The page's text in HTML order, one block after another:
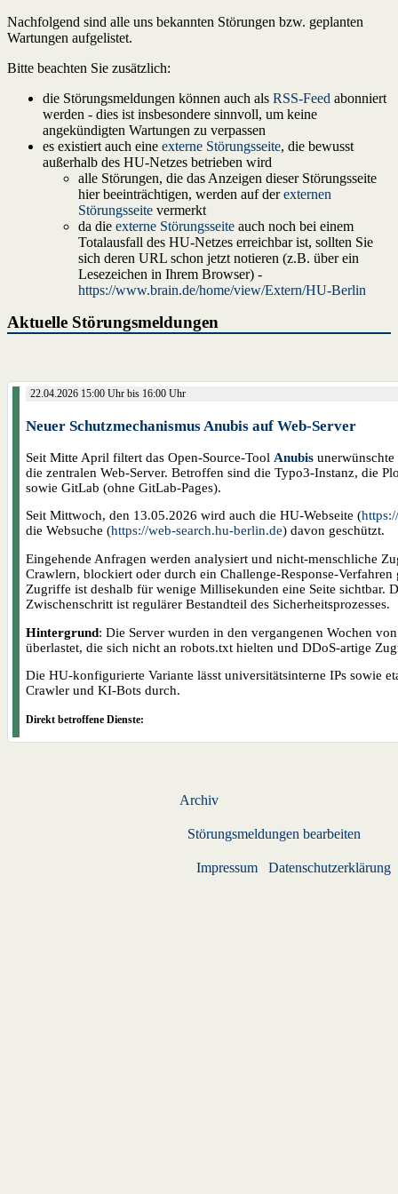
Nachfolgend sind alle uns bekannten Störungen bzw. geplanten
Wartungen aufgelistet.
Bitte beachten Sie zusätzlich:
die Störungsmeldungen können auch als RSS-Feed abonniert
werden - dies ist insbesondere sinnvoll, um keine
angekündigten Wartungen zu verpassen
es existiert auch eine externe Störungsseite, die bewusst
außerhalb des HU-Netzes betrieben wird
alle Störungen, die das Anzeigen dieser Störungsseite
hier beeinträchtigen, werden auf derexternen
Störungsseite vermerkt
da die externe Störungsseite auch noch bei einem
Totalausfall des HU-Netzes erreichbar ist, sollten Sie
sich deren URL schon jetzt notieren (z.B. über ein
Lesezeichen in Ihrem Browser) -
https://www.brain.de/home/view/Extern/HU-Berlin
Aktuelle Störungsmeldungen
22.04.2026 15:00 Uhr bis 16:00 Uhr
Neuer Schutzmechanismus Anubis auf Web-Server
Seit Mitte April filtert das Open-Source-Tool Anubis
die zentralen Web-Server. Betroffen sind die Typo3-Instanz, die
sowie GitLab (ohne GitLab-Pages).
Seit Mittwoch, den 13.05.2026 wird auch die HU-Webseite (
die Websuche (https://web-search.hu-berlin.de) davon geschützt.
Eingehende Anfragen werden analysiert und nicht-menschliche
Crawlern, blockiert oder durch ein Challenge-Response-
Zugriffe ist deshalb für wenige Millisekunden eine Seite sichtbar.
Zwischenschritt ist regulärer Bestandteil des Sicherheitsprozesses.
Hintergrund: Die Server wurden in den vergangenen Wochen
überlastet, die sich nicht an robots.txt hielten und DDoS-artige
Die HU-konfigurierte Variante lässt universitätsinterne IPs sowie
Crawler und KI-Bots durch.
Direkt betroffene Dienste:
Archiv
Störungsmeldungen bearbeiten
Impressum Datenschutzerklärung